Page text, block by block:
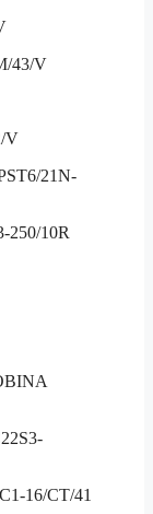
43/V
V
21N-
250/10R
16/CT/41